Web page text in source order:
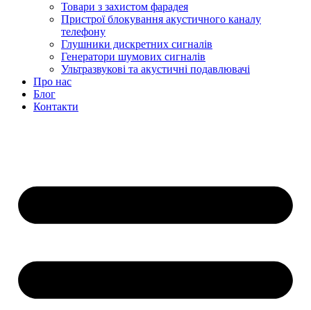
Товари з захистом фарадея
Пристрої блокування акустичного каналу
телефону
Глушники дискретних сигналів
Генератори шумових сигналів
Ультразвукові та акустичні подавлювачі
Про нас
Блог
Контакти